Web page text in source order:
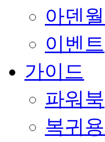
아덴
이벤트
가이드
파워북
복귀